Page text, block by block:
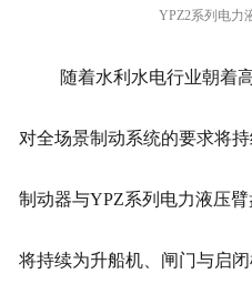
YPZ2系列电力
随着水利水电行业朝着
对全场景制动系统的要求将
制动器与YPZ系列电力液压
将持续为升船机、闸门与启